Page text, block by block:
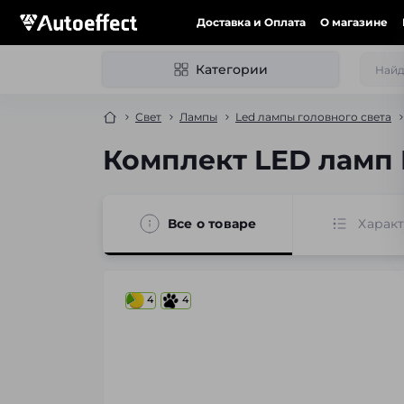
Доставка и Оплата О магазине
Категории
Свет Лампы Led лампы головного света
Комплект LED ламп
Все о товаре
4 4